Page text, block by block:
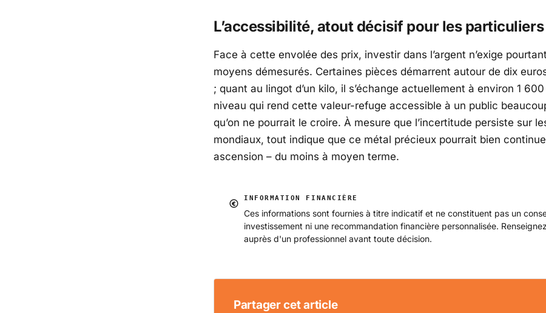
L’accessibilité, atout décisif pour les particuliers
Face à cette envolée des prix, investir dans l’argent n’exige
moyens démesurés. Certaines pièces démarrent autour de dix
; quant au lingot d’un kilo, il s’échange actuellement à environ 1
niveau qui rend cette valeur-refuge accessible à un public
qu’on ne pourrait le croire. À mesure que l’incertitude persiste sur
mondiaux, tout indique que ce métal précieux pourrait bien
ascension – du moins à moyen terme.
INFORMATION FINANCIÈRE
Ces informations sont fournies à titre indicatif et ne constituent pas un
investissement ni une recommandation financière personnalisée.
auprès d'un professionnel avant toute décision.
Partager cet article